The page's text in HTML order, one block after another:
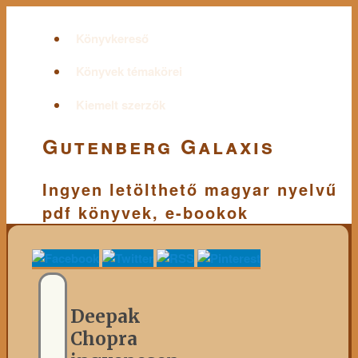
Könyvkereső
Könyvek témakörei
Kiemelt szerzők
Gutenberg Galaxis
Ingyen letölthető magyar nyelvű
pdf könyvek, e-bookok
Deepak
Chopra